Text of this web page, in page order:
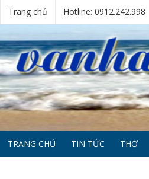
Trang chủ Hotline: 0912.242.998
TRANG CHỦ TIN TỨC THƠ